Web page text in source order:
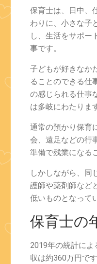
保育士は、日中、
わりに、小さな子
し、生活をサポー
事です。
子どもが好きなか
ることのできる仕
の感じられる仕事
は多岐にわたりま
通常の預かり保育
会、遠足などの行
準備で残業になる
しかしながら、同
護師や薬剤師など
低いものとなって
保育士の
2019年の統計に
収は約360万円です